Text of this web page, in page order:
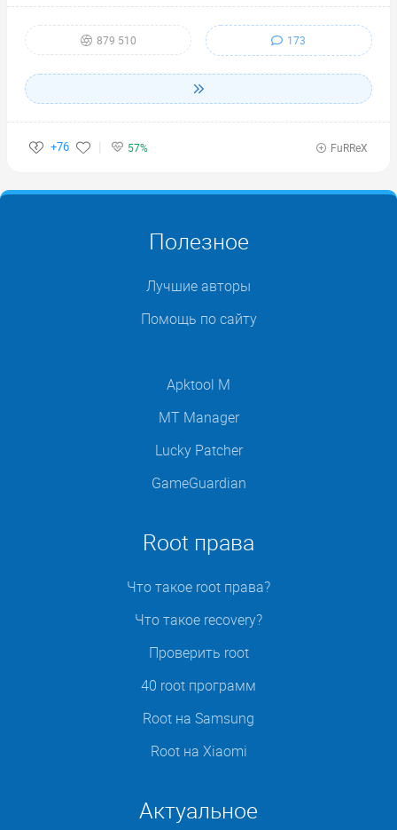
879 510 173
+76 57% FuRReX
Полезное
Лучшие авторы
Помощь по сайту
Apktool M
MT Manager
Lucky Patcher
GameGuardian
Root права
Что такое root права?
Что такое recovery?
Проверить root
40 root программ
Root на Samsung
Root на Xiaomi
Актуальное